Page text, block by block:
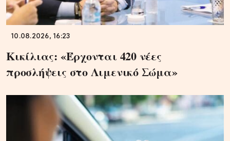
10.08.2026, 16:23
Κικίλιας: «Έρχονται 420 νέες
προσλήψεις στο Λιμενικό Σώμα»